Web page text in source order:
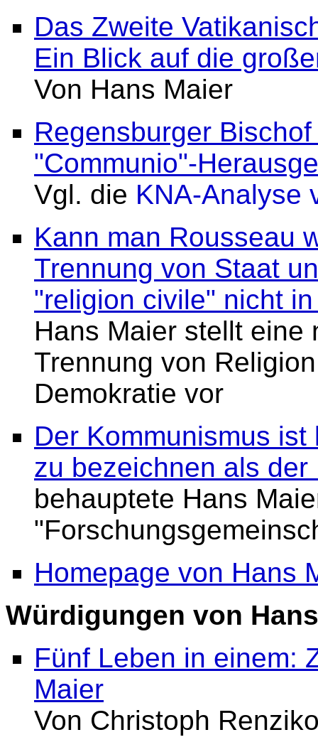
Das Zweite
Ein Blick auf die
Von Hans Maier
Regensburger
"Communio"-
Vgl. die KNA-Analyse
Kann man Rousseau
Trennung von Staat
"religion civile" nicht
Hans Maier stellt eine
Trennung von
Demokratie vor
Der Kommunismus
zu bezeichnen als
behauptete Hans
Homepage von Hans
Würdigungen von
Fünf Leben in einem:
Maier
Von Christoph